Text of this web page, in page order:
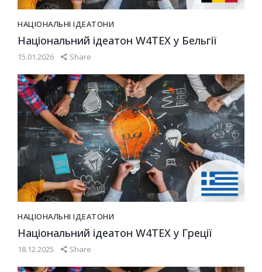
НАЦІОНАЛЬНІ ІДЕАТОНИ
Національний ідеатон W4TEX у Бельгії
15.01.2026 Share
НАЦІОНАЛЬНІ ІДЕАТОНИ
Національний ідеатон W4TEX у Греції
18.12.2025 Share